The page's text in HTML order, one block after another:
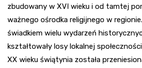
zbudowany w XVI wieku i od tamtej
ważnego ośrodka religijnego w
świadkiem wielu wydarzeń
kształtowały losy lokalnej
XX wieku świątynia została